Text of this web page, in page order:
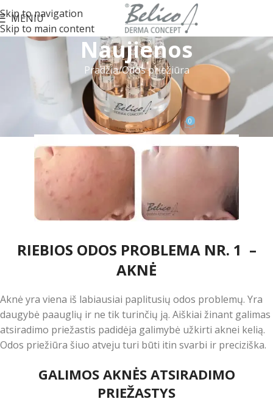
Skip to navigation
Skip to main content
MENIU
Naujienos
Pradžia Odos priežiūra
ODOS PRIEŽIŪRA
RIEBIOS ODOS PRIEŽIŪRA
BelicoOn 2020-04-09 0
RIEBIOS ODOS PROBLEMA NR. 1 –
AKNĖ
Aknė yra viena iš labiausiai paplitusių odos problemų. Yra
daugybė paauglių ir ne tik turinčių ją. Aiškiai žinant galimas
atsiradimo priežastis padidėja galimybė užkirti aknei kelią.
Odos priežiūra šiuo atveju turi būti itin svarbi ir preciziška.
GALIMOS AKNĖS ATSIRADIMO
PRIEŽASTYS